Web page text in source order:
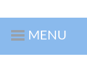
MENU